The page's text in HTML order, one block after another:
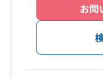
ていただいてお
クラウド会計や
従来の会計事務
お問